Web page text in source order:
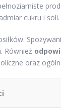
cukru i soli.
Również
oraz